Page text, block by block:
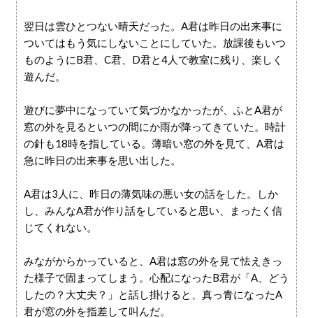
翌日は雲ひとつない晴天だった。A君は昨日の出来事に
ついてはもう気にしないことにしていた。放課後もいつ
ものようにB君、C君、D君と4人で教室に残り、楽しく
遊んだ。
遊びに夢中になっていて気づかなかったが、ふとA君が
窓の外を見るといつの間にか雨が降ってきていた。時計
の針も18時を指している。薄暗い窓の外を見て、A君は
急に昨日の出来事を思い出した。
A君は3人に、昨日の薄気味の悪い女の話をした。しか
し、みんなA君が作り話をしていると思い、まったく信
じてくれない。
みながからかっていると、A君は窓の外を見て怯えきっ
た様子で固まってしまう。心配になったB君が「A、どう
したの？大丈夫？」と話し掛けると、真っ青になったA
君が窓の外を指差して叫んだ。